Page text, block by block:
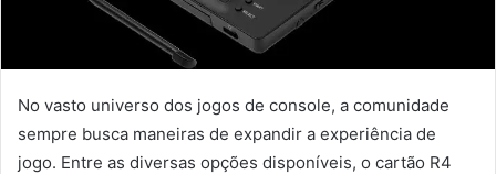
No vasto universo dos jogos de console, a comunidade
sempre busca maneiras de expandir a experiência de
jogo. Entre as diversas opções disponíveis, o cartão R4